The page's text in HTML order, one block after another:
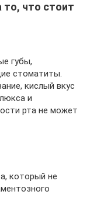
что стоит
губы,
стоматиты.
кислый вкус
и
рта не может
который не